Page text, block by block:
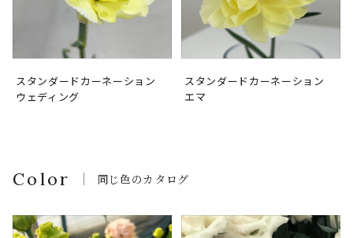
スタンダードカーネーション
ウェディング
スタンダードカーネーション
エマ
Color 同じ色のカタログ